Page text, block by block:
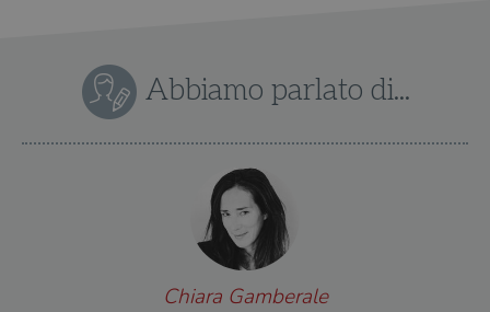
Abbiamo parlato di...
Chiara Gamberale